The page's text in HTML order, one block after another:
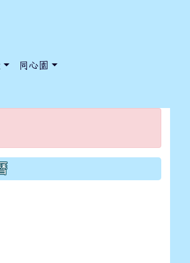
同心園
style=font-size: 1rem; background-
style=font-size: 1rem; background-